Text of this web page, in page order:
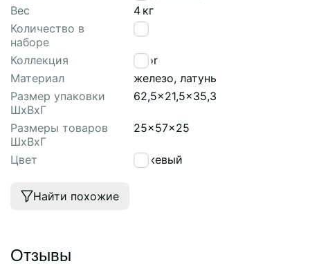
Вес
4 кг
Количество в
наборе
1
Коллекция
Thor
Материал
железо, латунь
Размер упаковки
ШхВхГ
62,5x21,5x35,3
Размеры товаров
ШхВхГ
25x57x25
Цвет бежевый
Найти похожие
Отзывы